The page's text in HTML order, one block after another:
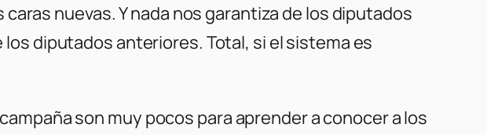
nuevas. Y nada nos garantiza de los diputados
diputados anteriores. Total, si el sistema es
son muy pocos para aprender a conocer a los